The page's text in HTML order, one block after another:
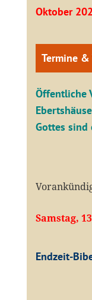
Oktober
Termine
Öffentliche
Gottes sind
Samstag,
Endzeit-